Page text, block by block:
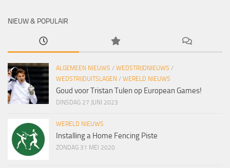
NIEUW & POPULAIR
ALGEMEEN NIEUWS / WEDSTRIJDNIEUWS /
WEDSTRIJDUITSLAGEN / WERELD NIEUWS
Goud voor Tristan Tulen op European Games!
DINSDAG 27 JUNI 2023
WERELD NIEUWS
Installing a Home Fencing Piste
ZONDAG 31 MEI 2020